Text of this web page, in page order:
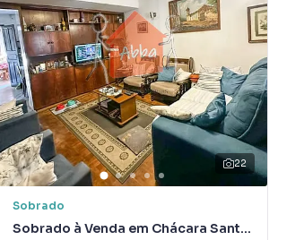
22
Sobrado
Sobrado à Venda em Chácara Santo